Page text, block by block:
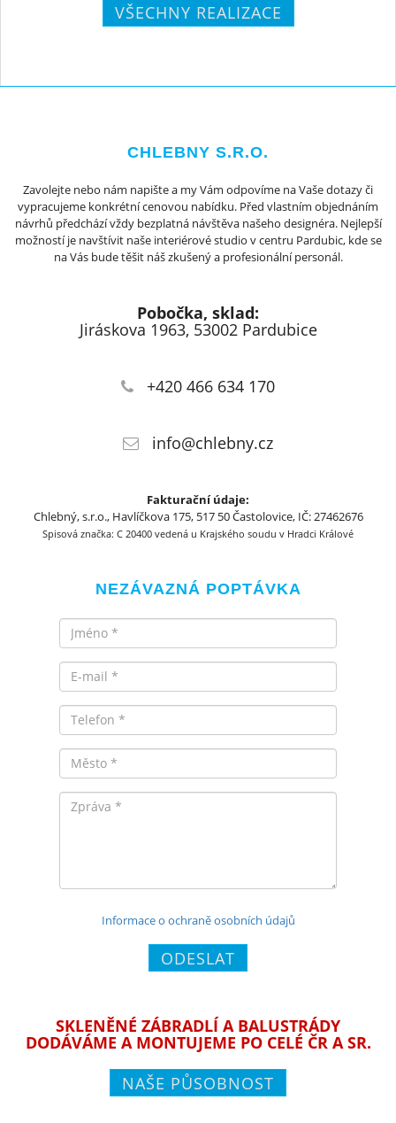
VŠECHNY REALIZACE
CHLEBNY S.R.O.
Zavolejte nebo nám napište a my Vám odpovíme na Vaše dotazy či
vypracujeme konkrétní cenovou nabídku. Před vlastním objednáním
návrhů předchází vždy bezplatná návštěva našeho designéra. Nejlepší
možností je navštívit naše interiérové studio v centru Pardubic, kde se
na Vás bude těšit náš zkušený a profesionální personál.
Pobočka, sklad:
Jiráskova 1963, 53002 Pardubice
+420 466 634 170
info@chlebny.cz
Fakturační údaje:
Chlebný, s.r.o., Havlíčkova 175, 517 50 Častolovice, IČ: 27462676
Spisová značka: C 20400 vedená u Krajského soudu v Hradci Králové
NEZÁVAZNÁ POPTÁVKA
Informace o ochraně osobních údajů
ODESLAT
SKLENĚNÉ ZÁBRADLÍ A BALUSTRÁDY
DODÁVÁME A MONTUJEME PO CELÉ ČR A SR.
NAŠE PŮSOBNOST